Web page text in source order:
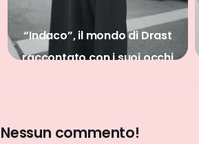
“Indaco”, il mondo di Drast
raccontato con i suoi occhi
Nessun commento!